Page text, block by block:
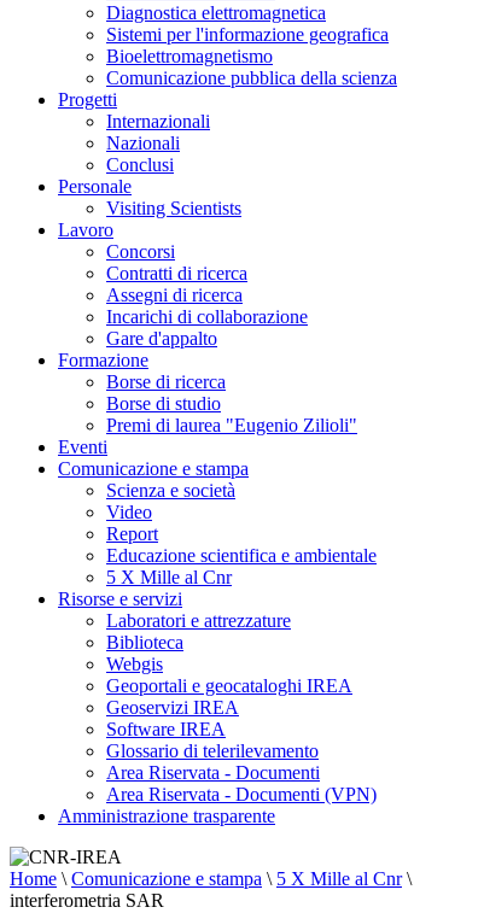
Diagnostica elettromagnetica
Sistemi per l'informazione geografica
Bioelettromagnetismo
Comunicazione pubblica della scienza
Progetti
Internazionali
Nazionali
Conclusi
Personale
Visiting Scientists
Lavoro
Concorsi
Contratti di ricerca
Assegni di ricerca
Incarichi di collaborazione
Gare d'appalto
Formazione
Borse di ricerca
Borse di studio
Premi di laurea "Eugenio Zilioli"
Eventi
Comunicazione e stampa
Scienza e società
Video
Report
Educazione scientifica e ambientale
5 X Mille al Cnr
Risorse e servizi
Laboratori e attrezzature
Biblioteca
Webgis
Geoportali e geocataloghi IREA
Geoservizi IREA
Software IREA
Glossario di telerilevamento
Area Riservata - Documenti
Area Riservata - Documenti (VPN)
Amministrazione trasparente
Home \ Comunicazione e stampa \ 5 X Mille al Cnr \
interferometria SAR